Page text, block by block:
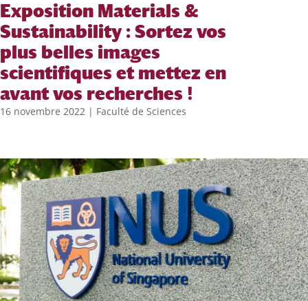
Exposition Materials &
Sustainability : Sortez vos
plus belles images
scientifiques et mettez en
avant vos recherches !
16 novembre 2022 | Faculté de Sciences